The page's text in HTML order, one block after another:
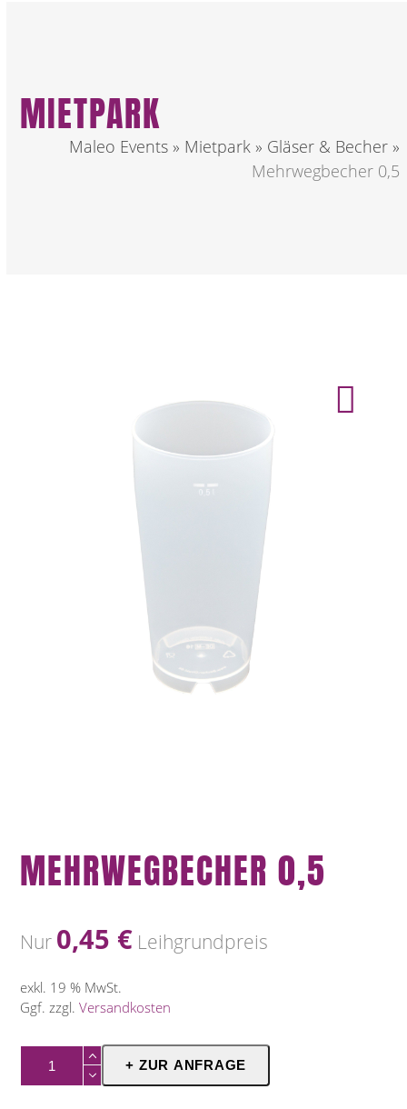
MIETPARK
Maleo Events » Mietpark » Gläser & Becher »
Mehrwegbecher 0,5
MEHRWEGBECHER 0,5
Nur 0,45 € Leihgrundpreis
exkl. 19 % MwSt.
Ggf. zzgl.Versandkosten
Mehrwegbecher
+ ZUR ANFRAGE